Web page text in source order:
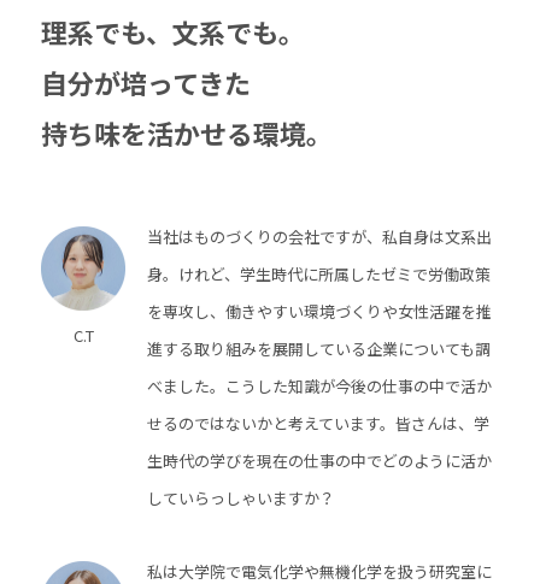
理系でも、文系でも。
自分が培ってきた
持ち味を活かせる環境。
C.T
当社はものづくりの会社ですが、私自身は文系出
身。けれど、学生時代に所属したゼミで労働政策
を専攻し、働きやすい環境づくりや女性活躍を推
進する取り組みを展開している企業についても調
べました。こうした知識が今後の仕事の中で活か
せるのではないかと考えています。皆さんは、学
生時代の学びを現在の仕事の中でどのように活か
していらっしゃいますか？
私は大学院で電気化学や無機化学を扱う研究室に